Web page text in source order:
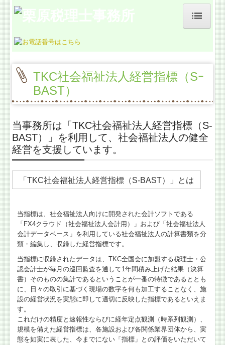
ホーム
事務所紹介
お客様の声
料金について
よくある質問
業務契約までの流れ
交通案内
税理士をお探しの方、見直したい方
会計・給与・請求を合理化
決算書の信用力を高めます
記帳適時性証明書の活用
スマート業績確認機能
マイナンバー制度への対応
TKC社会福祉法人経営指標（Sｰ
BAST）
当事務所は「TKC社会福祉法人経営指標（S-
BAST）」を利用して、社会福祉法人の健全
経営を支援しています。
「TKC社会福祉法人経営指標（S-BAST）」とは
当指標は、社会福祉法人向けに開発された会計ソフトである
「FX4クラウド（社会福祉法人会計用）」および「社会福祉法人
会計データベース」を利用している社会福祉法人の計算書類を分
類・編集し、収録した経営指標です。
当指標に収録されたデータは、TKC全国会に加盟する税理士・公
認会計士が毎月の巡回監査を通して1年間積み上げた結果（決算
書）そのものの集計であるということが一番の特徴であるととも
に、日々の取引に基づく現場の数字を何も加工することなく、施
設の経営状況を実態に即して適切に反映した指標であるといえま
す。
これだけの精度と速報性ならびに経年定点観測（時系列観測）、
規模を備えた経営指標は、各施設および各関係業界団体から、実
態を如実に表した、今までにない「指標」との評価をいただいて